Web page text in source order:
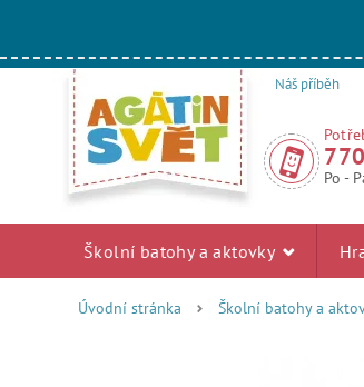
Náš příběh
Po -
Školní batohy a aktovky
Úvodní stránka Školní batohy a